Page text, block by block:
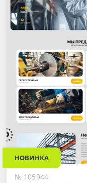
НОВИНКА
№ 105944